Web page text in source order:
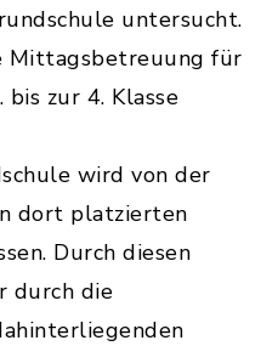
untersucht.
Mittagsbetreuung für
zur 4. Klasse
wird von der
dort platzierten
Durch diesen
durch die